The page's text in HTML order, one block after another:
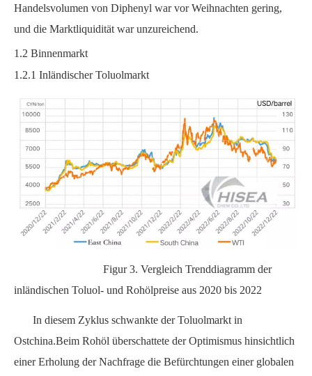
Handelsvolumen von Diphenyl war vor Weihnachten gering,
und die Marktliquidität war unzureichend.
1.2 Binnenmarkt
1.2.1 Inländischer Toluolmarkt
Figur 3. Vergleich Trenddiagramm der
inländischen Toluol- und Rohölpreise aus 2020 bis 2022
In diesem Zyklus schwankte der Toluolmarkt in
Ostchina.Beim Rohöl überschattete der Optimismus hinsichtlich
einer Erholung der Nachfrage die Befürchtungen einer globalen